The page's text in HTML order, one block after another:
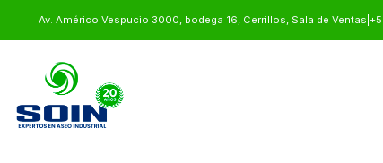
Av. Américo Vespucio 3000, bodega 16, Cerrillos, Sala de Ventas
Inicio BASUREROS BASUREROS DE ACERO BASURERO ACERO